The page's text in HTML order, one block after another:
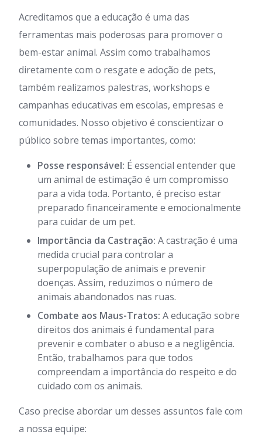
Acreditamos que a educação é uma das
ferramentas mais poderosas para promover o
bem-estar animal. Assim como trabalhamos
diretamente com o resgate e adoção de pets,
também realizamos palestras, workshops e
campanhas educativas em escolas, empresas e
comunidades. Nosso objetivo é conscientizar o
público sobre temas importantes, como:
Posse responsável: É essencial entender que
um animal de estimação é um compromisso
para a vida toda. Portanto, é preciso estar
preparado financeiramente e emocionalmente
para cuidar de um pet.
Importância da Castração: A castração é uma
medida crucial para controlar a
superpopulação de animais e prevenir
doenças. Assim, reduzimos o número de
animais abandonados nas ruas.
Combate aos Maus-Tratos: A educação sobre
direitos dos animais é fundamental para
prevenir e combater o abuso e a negligência.
Então, trabalhamos para que todos
compreendam a importância do respeito e do
cuidado com os animais.
Caso precise abordar um desses assuntos fale com
a nossa equipe: